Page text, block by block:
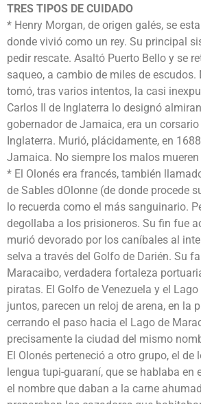
TRES TIPOS DE CUIDADO
* Henry Morgan, de origen galés, se
donde vivió como un rey. Su principal
pedir rescate. Asaltó Puerto Bello y se
saqueo, a cambio de miles de escudos.
tomó, tras varios intentos, la casi
Carlos II de Inglaterra lo designó
gobernador de Jamaica, era un
Inglaterra. Murió, plácidamente, en
Jamaica. No siempre los malos
* El Olonés era francés, también
de Sables dOlonne (de donde procede
lo recuerda como el más sanguinario.
degollaba a los prisioneros. Su fin fue
murió devorado por los caníbales al
selva a través del Golfo de Darién. Su
Maracaibo, verdadera fortaleza
piratas. El Golfo de Venezuela y el
juntos, parecen un reloj de arena, en la
cerrando el paso hacia el Lago de
precisamente la ciudad del mismo
El Olonés perteneció a otro grupo, el de
lengua tupi-guaraní, que se hablaba en
el nombre que daban a la carne